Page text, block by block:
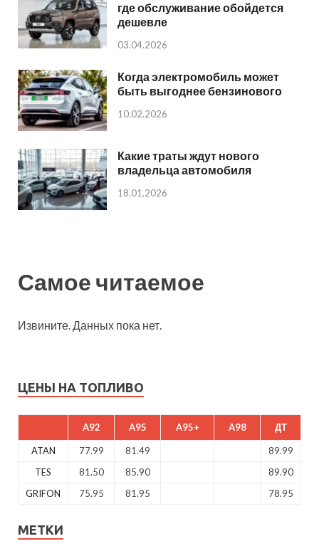
где обслуживание обойдется
дешевле
03.04.2026
Когда электромобиль может
быть выгоднее бензинового
10.02.2026
Какие траты ждут нового
владельца автомобиля
18.01.2026
Самое читаемое
Извините. Данных пока нет.
ЦЕНЫ НА ТОПЛИВО
A92 A95 A95+ A98 ДТ
ATAN 77.99 81.49
89.99
TES
81.50 85.90
89.90
GRIFON
75.95 81.95 78.95
МЕТКИ